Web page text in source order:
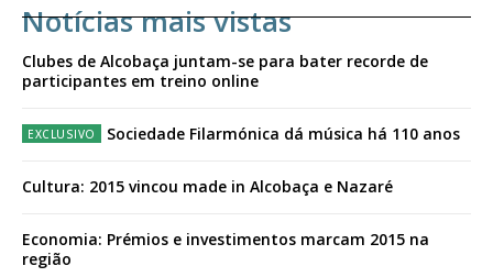
Notícias mais vistas
Clubes de Alcobaça juntam-se para bater recorde de
participantes em treino online
Sociedade Filarmónica dá música há 110 anos
Cultura: 2015 vincou made in Alcobaça e Nazaré
Economia: Prémios e investimentos marcam 2015 na
região